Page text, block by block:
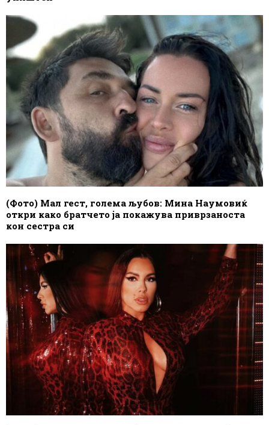
(Фото) Мал гест, голема љубов: Мина Наумовиќ
откри како братчето ја покажува приврзаноста
кон сестра си